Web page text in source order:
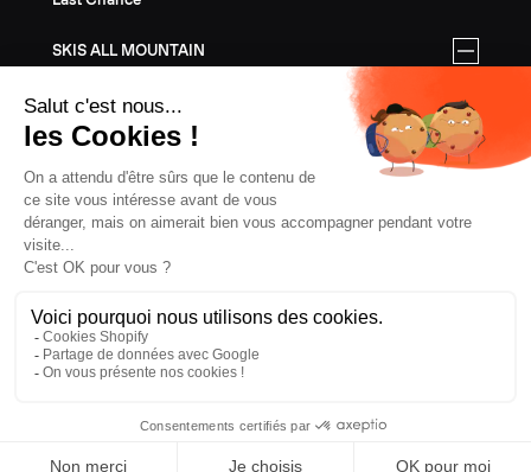
SKIS ALL MOUNTAIN
Guide des tailles All Mountain
Cartes Cadeaux
Last Chance
ÉQUIPEMENT
Tout l'Équipement
Casques
Fixations
Bâtons
Couteaux
Textile
Cartes Cadeaux
Last Chance
CONFIDENTIALITÉ CGV MENTIONS LÉGALES
2026 ROUMANIE, € EUR